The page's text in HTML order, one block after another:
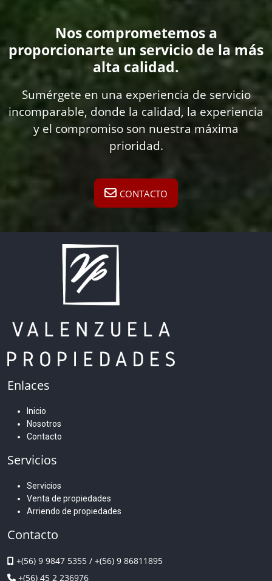
Nos comprometemos a
proporcionarte un servicio de la más
alta calidad.
Sumérgete en una experiencia de servicio
incomparable, donde la calidad, la experiencia
y el compromiso son nuestra máxima
prioridad.
CONTACTO
Enlaces
Inicio
Nosotros
Contacto
Servicios
Servicios
Venta de propiedades
Arriendo de propiedades
Contacto
+(56) 9 9847 5355 / +(56) 9 86811895
+(56) 45 2 236976